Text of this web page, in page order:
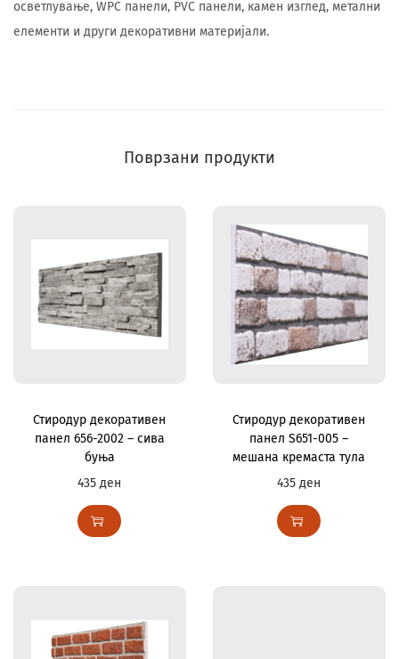
осветлување, WPC панели, PVC панели, камен изглед, метални
елементи и други декоративни материјали.
Поврзани продукти
Стиродур декоративен
панел 656-2002 – сива
буња
435ден
Стиродур декоративен
панел S651-005 –
мешана кремаста тула
435ден